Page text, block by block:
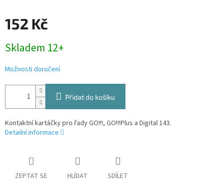
152 Kč
cena:
Skladem 12+
Možnosti doručení
Přidat do košíku
Kontaktní kartáčky pro řady GO!!!, GO!!!Plus a Digital 143.
Detailní informace
ZEPTAT SE HLÍDAT SDÍLET